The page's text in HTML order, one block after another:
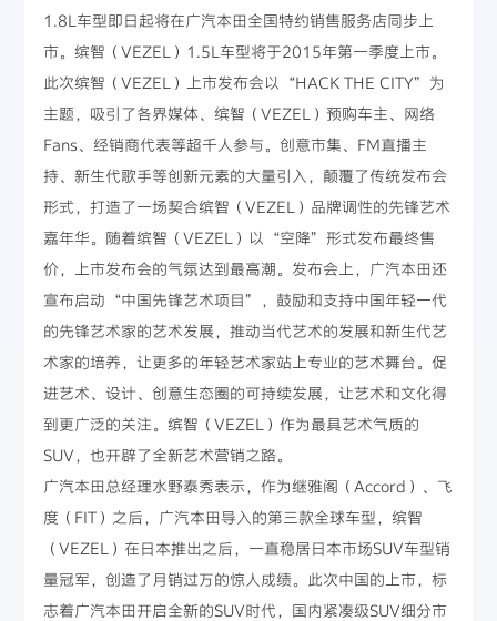
1.8L车型即日起将在广汽本田全国特约销售服务店同步上
市。缤智（VEZEL）1.5L车型将于2015年第一季度上市。
此次缤智（VEZEL）上市发布会以“HACK THE CITY”为
主题，吸引了各界媒体、缤智（VEZEL）预购车主、网络
Fans、经销商代表等超千人参与。创意市集、FM直播主
持、新生代歌手等创新元素的大量引入，颠覆了传统发布会
形式，打造了一场契合缤智（VEZEL）品牌调性的先锋艺术
嘉年华。随着缤智（VEZEL）以“空降”形式发布最终售
价，上市发布会的气氛达到最高潮。发布会上，广汽本田还
宣布启动“中国先锋艺术项目”，鼓励和支持中国年轻一代
的先锋艺术家的艺术发展，推动当代艺术的发展和新生代艺
术家的培养，让更多的年轻艺术家站上专业的艺术舞台。促
进艺术、设计、创意生态圈的可持续发展，让艺术和文化得
到更广泛的关注。缤智（VEZEL）作为最具艺术气质的
SUV，也开辟了全新艺术营销之路。
广汽本田总经理水野泰秀表示，作为继雅阁（Accord）、飞
度（FIT）之后，广汽本田导入的第三款全球车型，缤智
（VEZEL）在日本推出之后，一直稳居日本市场SUV车型销
量冠军，创造了月销过万的惊人成绩。此次中国的上市，标
志着广汽本田开启全新的SUV时代，国内紧凑级SUV细分市